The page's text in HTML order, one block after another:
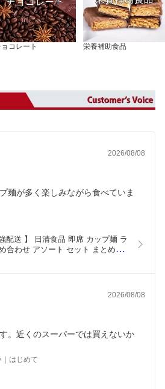
コレート 栄養補助食品
2026/08/08
麺が多く楽しみながら食べていま
配送 】 日清食品 即席 カップ麺 ラ
合わせ アソート セット まとめ買
2026/08/08
。近くのスーパーでは買えないか
はじめて